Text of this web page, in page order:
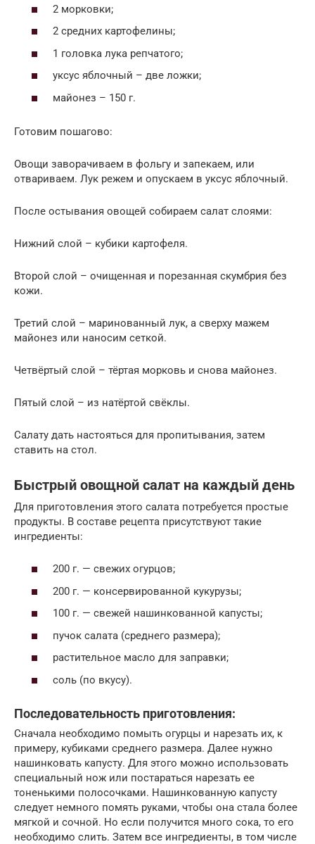
2 морковки;
2 средних картофелины;
1 головка лука репчатого;
уксус яблочный – две ложки;
майонез – 150 г.
Готовим пошагово:
Овощи заворачиваем в фольгу и запекаем, или
отвариваем. Лук режем и опускаем в уксус яблочный.
После остывания овощей собираем салат слоями:
Нижний слой – кубики картофеля.
Второй слой – очищенная и порезанная скумбрия без
кожи.
Третий слой – маринованный лук, а сверху мажем
майонез или наносим сеткой.
Четвёртый слой – тёртая морковь и снова майонез.
Пятый слой – из натёртой свёклы.
Салату дать настояться для пропитывания, затем
ставить на стол.
Быстрый овощной салат на каждый день
Для приготовления этого салата потребуется простые
продукты. В составе рецепта присутствуют такие
ингредиенты:
200 г. — свежих огурцов;
200 г. — консервированной кукурузы;
100 г. — свежей нашинкованной капусты;
пучок салата (среднего размера);
растительное масло для заправки;
соль (по вкусу).
Последовательность приготовления:
Сначала необходимо помыть огурцы и нарезать их, к
примеру, кубиками среднего размера. Далее нужно
нашинковать капусту. Для этого можно использовать
специальный нож или постараться нарезать ее
тоненькими полосочками. Нашинкованную капусту
следует немного помять руками, чтобы она стала более
мягкой и сочной. Но если получится много сока, то его
необходимо слить. Затем все ингредиенты, в том числе